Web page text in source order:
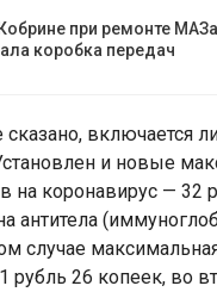
при ремонте
коробка передач
сказано, включается
и новые
на коронавирус — 32
антитела
случае
рубль 26 копеек, во